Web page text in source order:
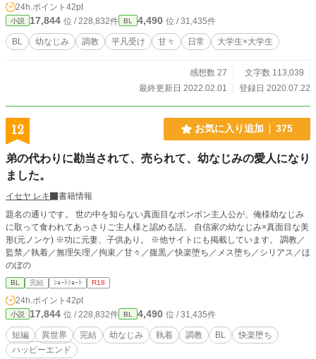
24h.ポイント 42pt
小説 17,844 位 / 228,832件 BL 4,490 位 / 31,435件
BL 幼なじみ 調教 平凡受け 甘々 日常 大学生×大学生
感想数 27
文字数 113,039
最終更新日 2022.02.01
登録日 2020.07.22
12 お気に入り追加 375
弟の代わりに勘当されて、売られて、幼なじみの愛人になり
ました。
イセヤ レキ
書籍情報
題名の通りです。 世の中を知らない真面目なボンボン主人公が、俺様幼なじみ
に取って食われてあっさりご主人様と認める話。 自信家の幼なじみ×真面目な美
形(元ノンケ) ※功に元妻、子供あり。 ※他サイトにも掲載しています。 調教／
監禁／執着／無理矢理／拘束／甘々／腹黒／快楽堕ち／メス堕ち／シリアス／ほ
のぼの
BL 完結 ｼｮｰﾄｼｮｰﾄ R18
24h.ポイント 42pt
小説 17,844 位 / 228,832件 BL 4,490 位 / 31,435件
短編 異世界 完結 幼なじみ 執着 調教 BL
快楽堕ち
ハッピーエンド